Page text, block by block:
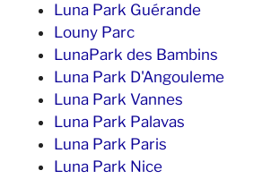
Luna Park Guérande
Louny Parc
LunaPark des Bambins
Luna Park D'Angouleme
Luna Park Vannes
Luna Park Palavas
Luna Park Paris
Luna Park Nice